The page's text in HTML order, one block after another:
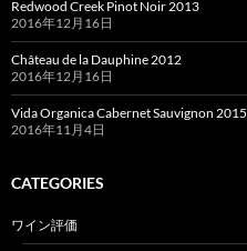
Redwood Creek Pinot Noir 2013
2016年12月16日
Château de la Dauphine 2012
2016年12月16日
Vida Organica Cabernet Sauvignon 2015
2016年11月4日
CATEGORIES
ワイン評価